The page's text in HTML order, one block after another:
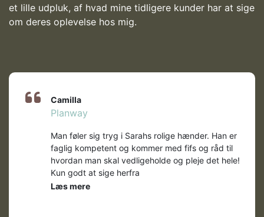
et lille udpluk, af hvad mine tidligere kunder har at sige
om deres oplevelse hos mig.
Camilla
Planway
Man føler sig tryg i Sarahs rolige hænder. Han er
faglig kompetent og kommer med fifs og råd til
hvordan man skal vedligeholde og pleje det hele!
Kun godt at sige herfra
Læs mere